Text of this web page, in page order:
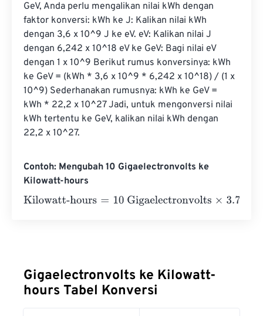
GeV, Anda perlu mengalikan nilai kWh dengan
faktor konversi: kWh ke J: Kalikan nilai kWh
dengan 3,6 x 10^9 J ke eV. eV: Kalikan nilai J
dengan 6,242 x 10^18 eV ke GeV: Bagi nilai eV
dengan 1 x 10^9 Berikut rumus konversinya: kWh
ke GeV = (kWh * 3,6 x 10^9 * 6,242 x 10^18) / (1 x
10^9) Sederhanakan rumusnya: kWh ke GeV =
kWh * 22,2 x 10^27 Jadi, untuk mengonversi nilai
kWh tertentu ke GeV, kalikan nilai kWh dengan
22,2 x 10^27.
Contoh: Mengubah 10 Gigaelectronvolts ke
Kilowatt-hours
Kilowatt-hours=10 Gigaelectronvolts×
Gigaelectronvolts ke Kilowatt-
hours Tabel Konversi